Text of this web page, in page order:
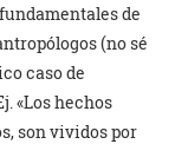
de
(no sé
caso de
«Los hechos
son vividos por